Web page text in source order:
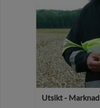
Utsikt - Marknad